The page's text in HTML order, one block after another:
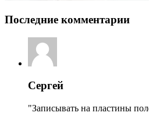
Последние комментарии
Сергей
"Записывать на пластины